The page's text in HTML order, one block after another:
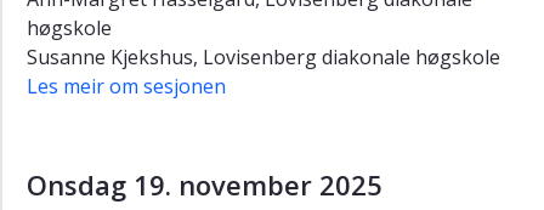
høgskole
Susanne Kjekshus, Lovisenberg diakonale høgskole
Les meir om sesjonen
Onsdag 19. november 2025